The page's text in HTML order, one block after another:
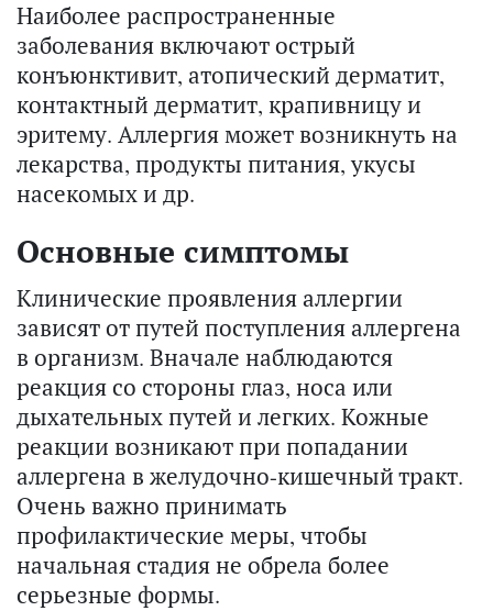
Наиболее распространенные
заболевания включают острый
конъюнктивит, атопический дерматит,
контактный дерматит, крапивницу и
эритему. Аллергия может возникнуть на
лекарства, продукты питания, укусы
насекомых и др.
Основные симптомы
Клинические проявления аллергии
зависят от путей поступления аллергена
в организм. Вначале наблюдаются
реакция со стороны глаз, носа или
дыхательных путей и легких. Кожные
реакции возникают при попадании
аллергена в желудочно-кишечный тракт.
Очень важно принимать
профилактические меры, чтобы
начальная стадия не обрела более
серьезные формы.